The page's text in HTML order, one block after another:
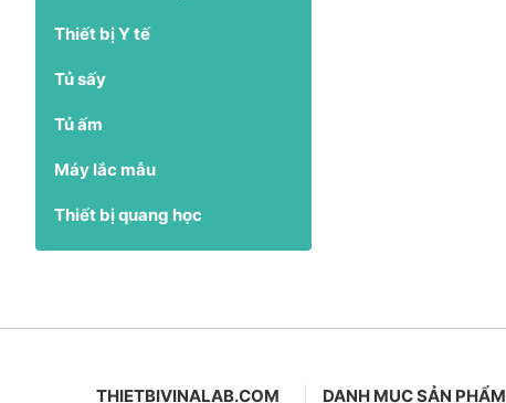
Thiết bị Y tế
Tủ sấy
Tủ ấm
Máy lắc mẫu
Thiết bị quang học
THIETBIVINALAB.COM DANH MỤC SẢN PHẨM